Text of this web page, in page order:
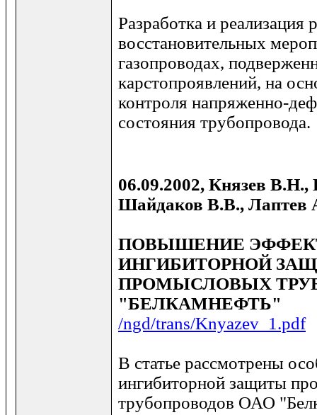
Разработка и реализация
восстановительных
газопроводах,
карстопроявлений, на
контроля напряженно-
состояния трубопровода.
06.09.2002, Князев
Шайдаков В.В., Лаптев
ПОВЫШЕНИЕ
ИНГИБИТОРНОЙ
ПРОМЫСЛОВЫХ
"БЕЛКАМНЕФТЬ"
/ngd/trans/Knyazev_1.pdf
В статье рассмотрены
ингибиторной защиты
трубопроводов ОАО